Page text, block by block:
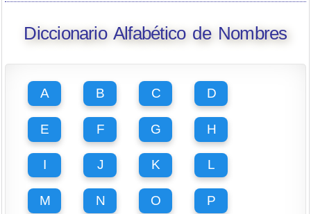
Diccionario Alfabético de Nombres
A B C D
E F G H
I J K L
M N O P